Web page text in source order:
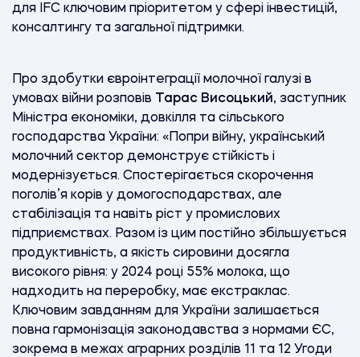
для IFC ключовим пріоритетом у сфері інвестицій,
консалтингу та загальної підтримки.
Про здобутки євроінтеграції молочної галузі в
умовах війни розповів Тарас Висоцький, заступник
Міністра економіки, довкілля та сільського
господарства України: «Попри війну, український
молочний сектор демонструє стійкість і
модернізується. Спостерігається скорочення
поголів’я корів у домогосподарствах, але
стабілізація та навіть ріст у промислових
підприємствах. Разом із цим постійно збільшується
продуктивність, а якість сировини досягла
високого рівня: у 2024 році 55% молока, що
надходить на переробку, має екстраклас.
Ключовим завданням для України залишається
повна гармонізація законодавства з нормами ЄС,
зокрема в межах аграрних розділів 11 та 12 Угоди